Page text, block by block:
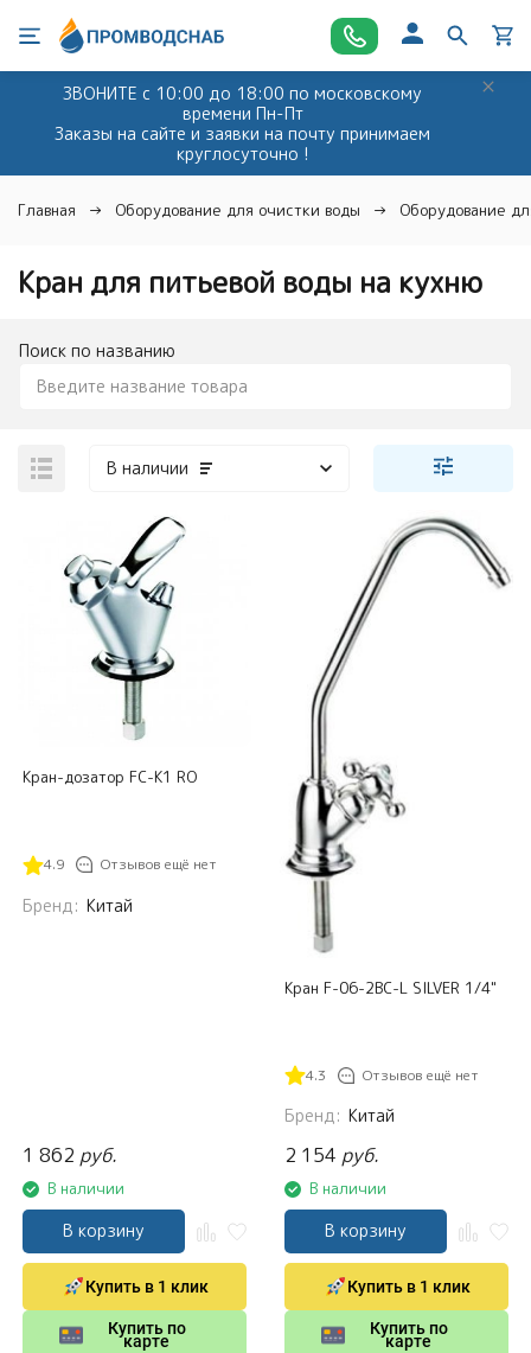
ЗВОНИТЕ с 10:00 до 18:00 по московскому
времени Пн-Пт
Заказы на сайте и заявки на почту принимаем
круглосуточно !
Главная Оборудование для очистки воды Оборудование
Кран для питьевой воды на кухню
Поиск по названию
В наличии
Кран-дозатор FC-K1 RO
4.9 Отзывов ещё нет
Бренд: Китай
1 862 руб.
В наличии
В корзину
Купить в 1 клик
Купить по
карте
Кран F-06-2BC-L SILVER 1/4"
4.3 Отзывов ещё нет
Бренд: Китай
2 154 руб.
В наличии
В корзину
Купить в 1 клик
Купить по
карте